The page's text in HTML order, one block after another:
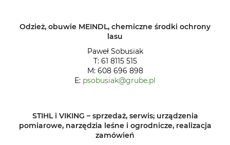
Odzież, obuwie MEINDL, chemiczne środki ochrony
lasu
Paweł Sobusiak
T: 61 8115 515
M: 608 696 898
E: psobusiak@grube.pl
STIHL i VIKING – sprzedaż, serwis; urządzenia
pomiarowe, narzędzia leśne i ogrodnicze, realizacja
zamówień